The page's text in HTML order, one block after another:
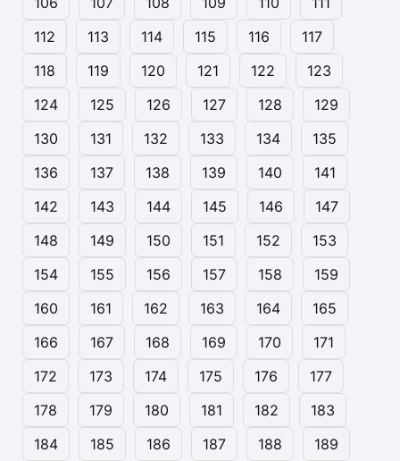
112
113 114 115 116
117
118
119 120 121 122
123
124
125 126 127 128
129
130
131 132 133 134
135
136
137 138 139 140
141
142
143 144 145 146
147
148
149 150 151 152
153
154
155 156 157 158
159
160
161 162 163 164
165
166
167 168 169 170
171
172
173 174 175 176
177
178
179 180 181 182
183
184
185 186 187 188
189